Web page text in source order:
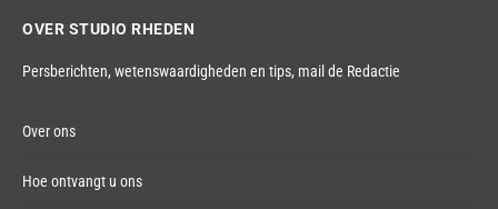
OVER STUDIO RHEDEN
Persberichten, wetenswaardigheden en tips, mail de Redactie
Over ons
Hoe ontvangt u ons